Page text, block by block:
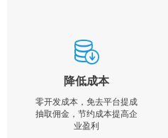
降低成本
零开发成本，免去平台提成
抽取佣金，节约成本提高企
业盈利